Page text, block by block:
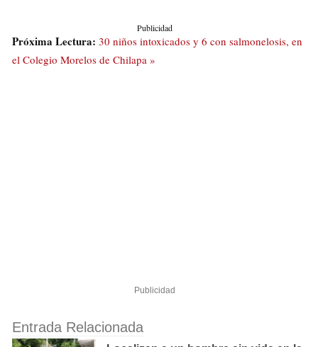
Publicidad
Próxima Lectura: 30 niños intoxicados y 6 con salmonelosis, en
el Colegio Morelos de Chilapa »
Publicidad
Entrada Relacionada